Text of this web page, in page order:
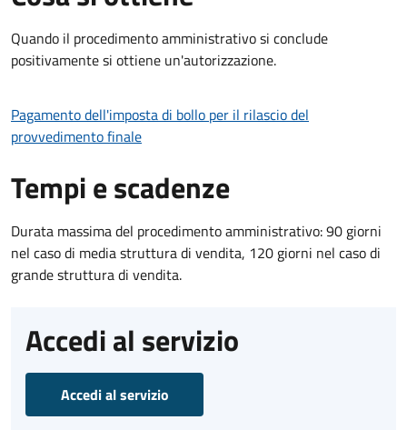
Quando il procedimento amministrativo si conclude
positivamente si ottiene un'autorizzazione.
Pagamento dell'imposta di bollo per il rilascio del
provvedimento finale
Tempi e scadenze
Durata massima del procedimento amministrativo: 90 giorni
nel caso di media struttura di vendita, 120 giorni nel caso di
grande struttura di vendita.
Accedi al servizio
Accedi al servizio